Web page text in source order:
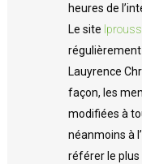
heures de
Le site
Lauyrence
façon, les
modifiées à
néanmoins à
référer le plus